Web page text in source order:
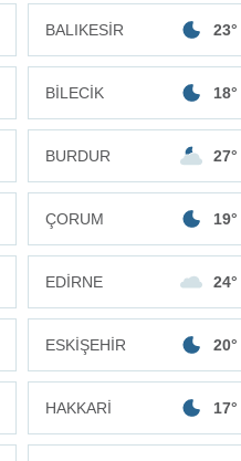
BALIKESİR 23°
BİLECİK 18°
BURDUR 27°
ÇORUM 19°
EDİRNE 24°
ESKİŞEHİR 20°
HAKKARİ 17°